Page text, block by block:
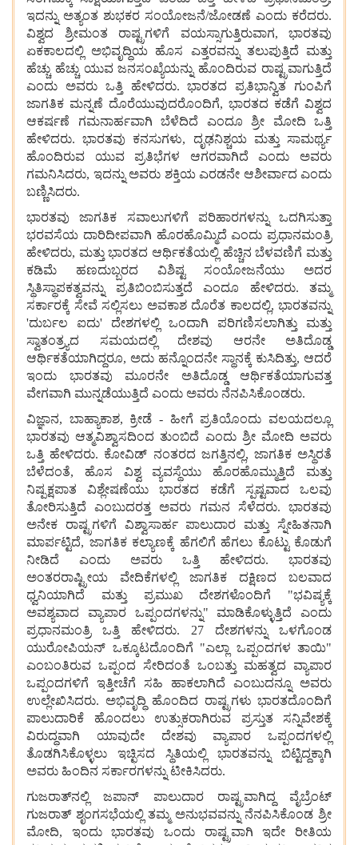
ಇದನ್ನು ಅತ್ಯಂತ ಶುಭಕರ ಸಂಯೋಜನೆ/ಜೋಡಣೆ ಎಂದು ಕರೆದರು.
ವಿಶ್ವದ
ಶ್ರೀಮಂತ ರಾಷ್ಟ್ರಗಳಿಗೆ
ವಯಸ್ಸಾಗುತ್ತಿರುವಾಗ, ಭಾರತವು
ಏಕಕಾಲದಲ್ಲಿ ಅಭಿವೃದ್ಧಿಯ ಹೊಸ ಎತ್ತರವನ್ನು ತಲುಪುತ್ತಿದೆ
ಮತ್ತು
ಹೆಚ್ಚು ಹೆಚ್ಚು ಯುವ ಜನಸಂಖ್ಯೆಯನ್ನು ಹೊಂದಿರುವ ರಾಷ್ಟ್ರವಾಗುತ್ತಿದೆ
ಎಂದು
ಅವರು ಒತ್ತಿ ಹೇಳಿದರು. ಭಾರತದ ಪ್ರತಿಭಾನ್ವಿತ
ಗುಂಪಿಗೆ
ಜಾಗತಿಕ ಮನ್ನಣೆ ದೊರೆಯುವುದರೊಂದಿಗೆ, ಭಾರತದ ಕಡೆಗೆ ವಿಶ್ವದ
ಆಕರ್ಷಣೆ
ಗಮನಾರ್ಹವಾಗಿ ಬೆಳೆದಿದೆ ಎಂದೂ ಶ್ರೀ ಮೋದಿ
ಒತ್ತಿ
ಹೇಳಿದರು. ಭಾರತವು
ಕನಸುಗಳು, ದೃಢನಿಶ್ಚಯ ಮತ್ತು ಸಾಮರ್ಥ್ಯ
ಹೊಂದಿರುವ
ಯುವ ಪ್ರತಿಭೆಗಳ ಆಗರವಾಗಿದೆ ಎಂದು
ಅವರು
ಗಮನಿಸಿದರು, ಇದನ್ನು ಅವರು ಶಕ್ತಿಯ ಎರಡನೇ ಆಶೀರ್ವಾದ ಎಂದು
ಬಣ್ಣಿಸಿದರು.
ಭಾರತವು
ಜಾಗತಿಕ ಸವಾಲುಗಳಿಗೆ ಪರಿಹಾರಗಳನ್ನು
ಒದಗಿಸುತ್ತಾ
ಭರವಸೆಯ ದಾರಿದೀಪವಾಗಿ ಹೊರಹೊಮ್ಮಿದೆ ಎಂದು ಪ್ರಧಾನಮಂತ್ರಿ
ಹೇಳಿದರು, ಮತ್ತು ಭಾರತದ ಆರ್ಥಿಕತೆಯಲ್ಲಿ ಹೆಚ್ಚಿನ ಬೆಳವಣಿಗೆ ಮತ್ತು
ಕಡಿಮೆ
ಹಣದುಬ್ಬರದ ವಿಶಿಷ್ಟ ಸಂಯೋಜನೆಯು
ಅದರ
ಸ್ಥಿತಿಸ್ಥಾಪಕತ್ವವನ್ನು
ಪ್ರತಿಬಿಂಬಿಸುತ್ತದೆ ಎಂದೂ
ಹೇಳಿದರು. ತಮ್ಮ
ಸರ್ಕಾರಕ್ಕೆ ಸೇವೆ ಸಲ್ಲಿಸಲು ಅವಕಾಶ ದೊರೆತ ಕಾಲದಲ್ಲಿ, ಭಾರತವನ್ನು
'ದುರ್ಬಲ
ಐದು' ದೇಶಗಳಲ್ಲಿ ಒಂದಾಗಿ ಪರಿಗಣಿಸಲಾಗಿತ್ತು
ಮತ್ತು
ಸ್ವಾತಂತ್ರ್ಯದ
ಸಮಯದಲ್ಲಿ ದೇಶವು ಆರನೇ
ಅತಿದೊಡ್ಡ
ಆರ್ಥಿಕತೆಯಾಗಿದ್ದರೂ, ಅದು ಹನ್ನೊಂದನೇ ಸ್ಥಾನಕ್ಕೆ ಕುಸಿದಿತ್ತು, ಆದರೆ
ಇಂದು
ಭಾರತವು ಮೂರನೇ ಅತಿದೊಡ್ಡ
ಆರ್ಥಿಕತೆಯಾಗುವತ್ತ
ವೇಗವಾಗಿ ಮುನ್ನಡೆಯುತ್ತಿದೆ ಎಂದು ಅವರು ನೆನಪಿಸಿಕೊಂಡರು.
ವಿಜ್ಞಾನ, ಬಾಹ್ಯಾಕಾಶ, ಕ್ರೀಡೆ - ಹೀಗೆ ಪ್ರತಿಯೊಂದು ವಲಯದಲ್ಲೂ
ಭಾರತವು ಆತ್ಮವಿಶ್ವಾಸದಿಂದ ತುಂಬಿದೆ ಎಂದು ಶ್ರೀ ಮೋದಿ ಅವರು
ಒತ್ತಿ ಹೇಳಿದರು. ಕೋವಿಡ್ ನಂತರದ ಜಗತ್ತಿನಲ್ಲಿ, ಜಾಗತಿಕ ಅಸ್ಥಿರತೆ
ಬೆಳೆದಂತೆ, ಹೊಸ
ವಿಶ್ವ ವ್ಯವಸ್ಥೆಯು ಹೊರಹೊಮ್ಮುತ್ತಿದೆ
ಮತ್ತು
ನಿಷ್ಪಕ್ಷಪಾತ
ವಿಶ್ಲೇಷಣೆಯು ಭಾರತದ ಕಡೆಗೆ ಸ್ಪಷ್ಟವಾದ
ಒಲವು
ತೋರಿಸುತ್ತಿದೆ
ಎಂಬುದರತ್ತ ಅವರು
ಗಮನ ಸೆಳೆದರು. ಭಾರತವು
ಅನೇಕ
ರಾಷ್ಟ್ರಗಳಿಗೆ ವಿಶ್ವಾಸಾರ್ಹ ಪಾಲುದಾರ ಮತ್ತು ಸ್ನೇಹಿತನಾಗಿ
ಮಾರ್ಪಟ್ಟಿದೆ, ಜಾಗತಿಕ ಕಲ್ಯಾಣಕ್ಕೆ ಹೆಗಲಿಗೆ ಹೆಗಲು ಕೊಟ್ಟು ಕೊಡುಗೆ
ನೀಡಿದೆ
ಎಂದು ಅವರು ಒತ್ತಿ
ಹೇಳಿದರು. ಭಾರತವು
ಅಂತರರಾಷ್ಟ್ರೀಯ
ವೇದಿಕೆಗಳಲ್ಲಿ ಜಾಗತಿಕ ದಕ್ಷಿಣದ
ಬಲವಾದ
ಧ್ವನಿಯಾಗಿದೆ
ಮತ್ತು ಪ್ರಮುಖ
ದೇಶಗಳೊಂದಿಗೆ "ಭವಿಷ್ಯಕ್ಕೆ
ಅವಶ್ಯವಾದ
ವ್ಯಾಪಾರ ಒಪ್ಪಂದಗಳನ್ನು" ಮಾಡಿಕೊಳ್ಳುತ್ತಿದೆ
ಎಂದು
ಪ್ರಧಾನಮಂತ್ರಿ
ಒತ್ತಿ ಹೇಳಿದರು. 27 ದೇಶಗಳನ್ನು
ಒಳಗೊಂಡ
ಯುರೋಪಿಯನ್ ಒಕ್ಕೂಟದೊಂದಿಗೆ "ಎಲ್ಲಾ ಒಪ್ಪಂದಗಳ ತಾಯಿ"
ಎಂಬಂತಿರುವ ಒಪ್ಪಂದ ಸೇರಿದಂತೆ ಒಂಬತ್ತು ಮಹತ್ವದ
ವ್ಯಾಪಾರ
ಒಪ್ಪಂದಗಳಿಗೆ
ಇತ್ತೀಚೆಗೆ ಸಹಿ ಹಾಕಲಾಗಿದೆ ಎಂಬುದನ್ನೂ
ಅವರು
ಉಲ್ಲೇಖಿಸಿದರು. ಅಭಿವೃದ್ಧಿ ಹೊಂದಿದ ರಾಷ್ಟ್ರಗಳು ಭಾರತದೊಂದಿಗೆ
ಪಾಲುದಾರಿಕೆ
ಹೊಂದಲು ಉತ್ಸುಕರಾಗಿರುವ ಪ್ರಸ್ತುತ
ಸನ್ನಿವೇಶಕ್ಕೆ
ವಿರುದ್ಧವಾಗಿ
ಯಾವುದೇ ದೇಶವು ವ್ಯಾಪಾರ
ಒಪ್ಪಂದಗಳಲ್ಲಿ
ತೊಡಗಿಸಿಕೊಳ್ಳಲು
ಇಚ್ಛಿಸದ ಸ್ಥಿತಿಯಲ್ಲಿ ಭಾರತವನ್ನು
ಬಿಟ್ಟಿದ್ದಕ್ಕಾಗಿ
ಅವರು ಹಿಂದಿನ ಸರ್ಕಾರಗಳನ್ನು ಟೀಕಿಸಿದರು.
ಗುಜರಾತ್‌ನಲ್ಲಿ
ಜಪಾನ್ ಪಾಲುದಾರ ರಾಷ್ಟ್ರವಾಗಿದ್ದ
ವೈಬ್ರೆಂಟ್
ಗುಜರಾತ್ ಶೃಂಗಸಭೆಯಲ್ಲಿ ತಮ್ಮ ಅನುಭವವನ್ನು ನೆನಪಿಸಿಕೊಂಡ ಶ್ರೀ
ಮೋದಿ, ಇಂದು
ಭಾರತವು ಒಂದು ರಾಷ್ಟ್ರವಾಗಿ ಇದೇ
ರೀತಿಯ